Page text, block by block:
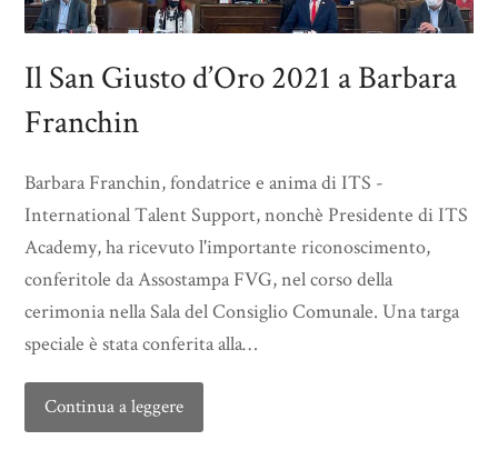
Il San Giusto d’Oro 2021 a Barbara
Franchin
Barbara Franchin, fondatrice e anima di ITS -
International Talent Support, nonchè Presidente di ITS
Academy, ha ricevuto l'importante riconoscimento,
conferitole da Assostampa FVG, nel corso della
cerimonia nella Sala del Consiglio Comunale. Una targa
speciale è stata conferita alla…
Continua a leggere